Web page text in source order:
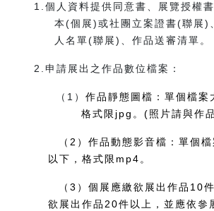
1.個人資料提供同意書、展覽授權
本(個展)或社團立案證書(聯展)
人名單(聯展)、作品送審清單。
2.申請展出之作品數位檔案：
（1） 作品靜態圖檔：單個檔案
格式限jpg。 (照片請與作
（2）作品動態影音檔：單個檔
以下，格式限mp4。
（3）個展應繳欲展出作品 10
欲展出作品20件以上，並應依參